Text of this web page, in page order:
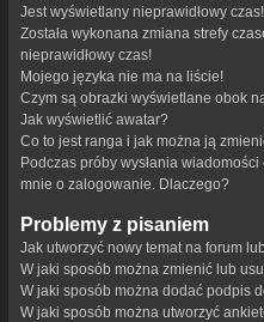
Jest wyświetlany nieprawidłowy czas!
Została wykonana zmiana strefy
nieprawidłowy czas!
Mojego języka nie ma na liście!
Czym są obrazki wyświetlane obok
Jak wyświetlić awatar?
Co to jest ranga i jak można ją
Podczas próby wysłania
mnie o zalogowanie. Dlaczego?
Problemy z pisaniem
Jak utworzyć nowy temat na forum
W jaki sposób można zmienić lub
W jaki sposób można dodać podpis
W jaki sposób można utworzyć